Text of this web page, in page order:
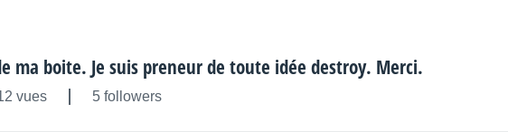
ma boite. Je suis preneur de toute idée destroy. Merci.
vues 5 followers